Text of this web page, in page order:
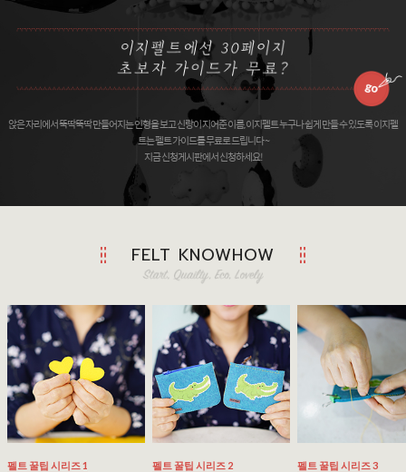
앉은 자리에서 뚝딱뚝딱 만들어지는 인형을 보고 신랑이 지어준 이름, 이지펠트 누구나 쉽게 만들 수 있도록 이지펠
트는 펠트 가이드를 무료로 드립니다 ~
지금 신청게시판에서 신청하세요!
FELT KNOWHOW
펠트 꿀팁 시리즈 1 펠트 꿀팁 시리즈 2 펠트 꿀팁 시리즈 3